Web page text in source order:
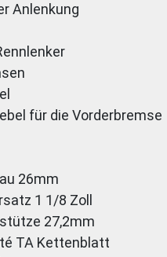
Anlenkung
für die Vorderbremse
26mm
1 1/8 Zoll
27,2mm
TA Kettenblatt